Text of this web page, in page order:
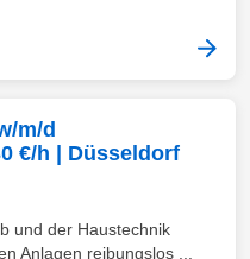
m/d
€/h | Düsseldorf
und der Haustechnik
Anlagen reibungslos ...